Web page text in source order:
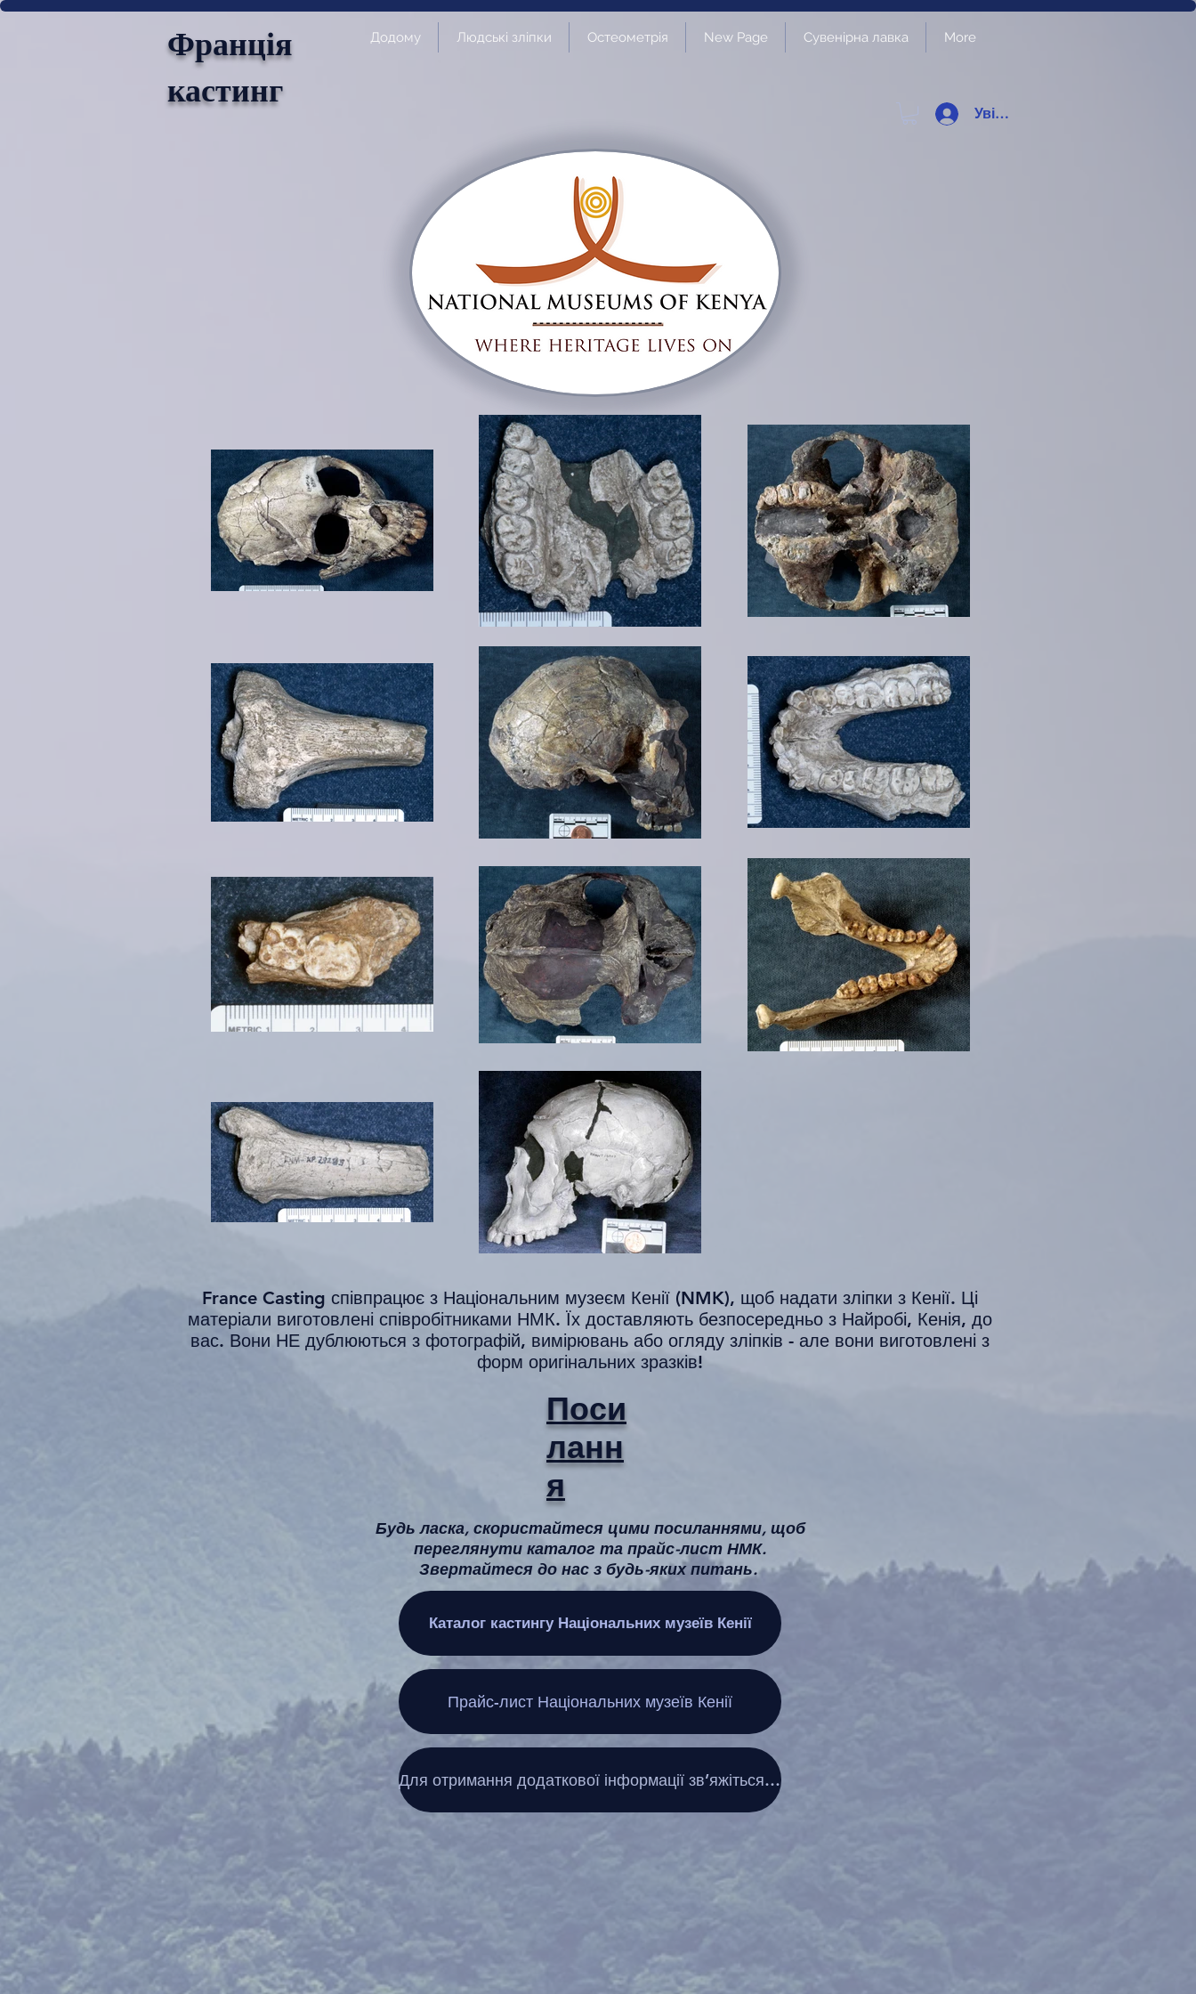
Франція
кастинг
Додому Людські зліпки Остеометрія New Page Сувенірна лавка More
Увійти
France Casting співпрацює з Національним музеєм Кенії (NMK), щоб надати зліпки з Кенії. Ці
матеріали виготовлені співробітниками НМК. Їх доставляють безпосередньо з Найробі, Кенія, до
вас. Вони НЕ дублюються з фотографій, вимірювань або огляду зліпків - але вони виготовлені з
форм оригінальних зразків!
Поси
ланн
я
Будь ласка, скористайтеся цими посиланнями, щоб
переглянути каталог та прайс-лист НМК.
Звертайтеся до нас з будь-яких питань.
Каталог кастингу Національних музеїв Кенії
Прайс-лист Національних музеїв Кенії
Для отримання додаткової інформації зв’яжіться з France Casting